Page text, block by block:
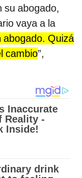
su abogado,
vaya a la
abogado. Quizá
cambio”,